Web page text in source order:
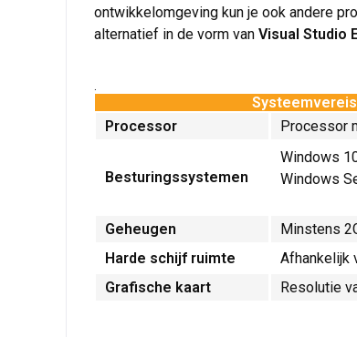
ontwikkelomgeving kun je ook andere
alternatief in de vorm van Visual Studio
Processor
Processor
Besturingssystemen
Windows
Windows
Geheugen
Minstens
Harde schijf ruimte
Afhankelijk
Grafische kaart
Resolutie